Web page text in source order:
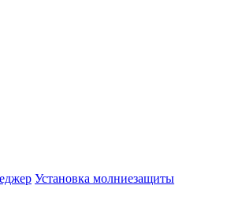
Установка молниезащиты